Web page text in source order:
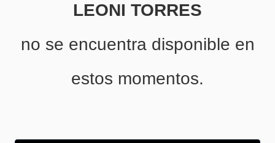
LEONI TORRES
no se encuentra disponible en
estos momentos.